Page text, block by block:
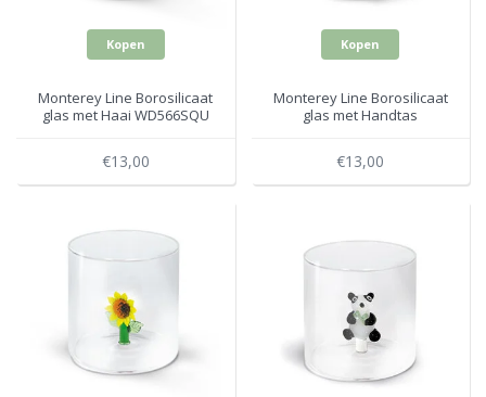
Kopen
Monterey Line Borosilicaat
glas met Haai WD566SQU
€13,00
Kopen
Monterey Line Borosilicaat
glas met Handtas
€13,00